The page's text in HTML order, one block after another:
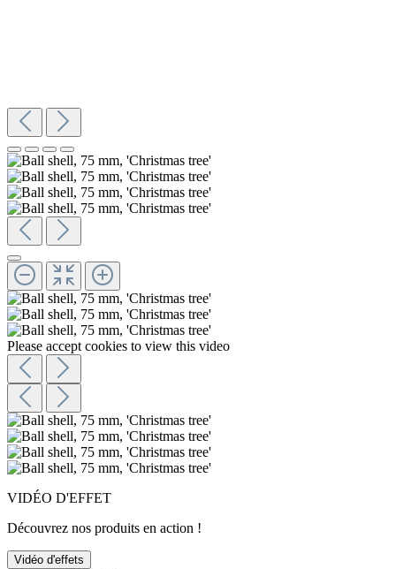
Please accept cookies to view this video
VIDÉO D'EFFET
Découvrez nos produits en action !
Vidéo d'effets